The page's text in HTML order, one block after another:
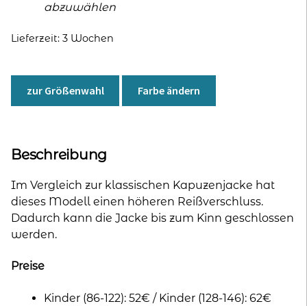
abzuwählen
Lieferzeit: 3 Wochen
zur Größenwahl Farbe ändern
Beschreibung
Im Vergleich zur klassischen Kapuzenjacke hat
dieses Modell einen höheren Reißverschluss.
Dadurch kann die Jacke bis zum Kinn geschlossen
werden.
Preise
Kinder (86-122): 52€ / Kinder (128-146): 62€